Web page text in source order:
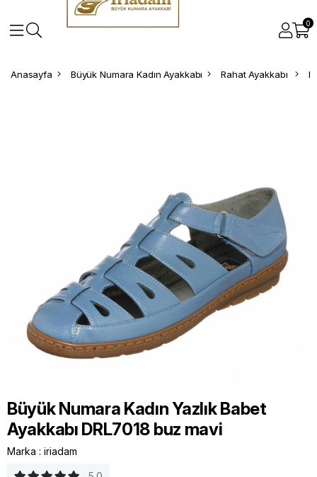
0
Anasayfa Büyük Numara Kadın Ayakkabı Rahat Ayakkabı
Büyük Numara Kadın Yazlık Babet
Ayakkabı DRL7018 buz mavi
Marka : iriadam